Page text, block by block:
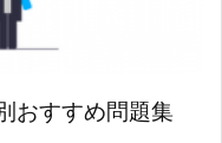
おすすめ問題集